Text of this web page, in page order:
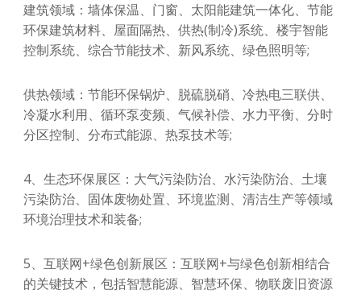
建筑领域：墙体保温、门窗、太阳能建筑一体化、节能
环保建筑材料、屋面隔热、供热(制冷)系统、楼宇智能
控制系统、综合节能技术、新风系统、绿色照明等;
供热领域：节能环保锅炉、脱硫脱硝、冷热电三联供、
冷凝水利用、循环泵变频、气候补偿、水力平衡、分时
分区控制、分布式能源、热泵技术等;
4、生态环保展区：大气污染防治、水污染防治、土壤
污染防治、固体废物处置、环境监测、清洁生产等领域
环境治理技术和装备;
5、互联网+绿色创新展区：互联网+与绿色创新相结合
的关键技术，包括智慧能源、智慧环保、物联废旧资源